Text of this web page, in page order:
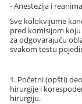
- Anestezija i
Sve kolokvijume
pred komisijom
za odgovarajuću
svakom testu
1. Početni (opšti)
hirurgije i
hirurgiju.